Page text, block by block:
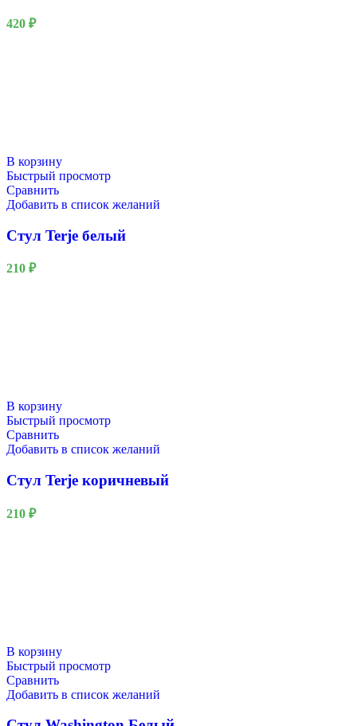
420 ₽
В корзину
Быстрый просмотр
Сравнить
Добавить в список желаний
Стул Terje белый
210 ₽
В корзину
Быстрый просмотр
Сравнить
Добавить в список желаний
Стул Terje коричневый
210 ₽
В корзину
Быстрый просмотр
Сравнить
Добавить в список желаний